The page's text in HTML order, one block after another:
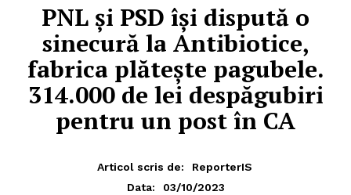
PNL și PSD își dispută o
sinecură la Antibiotice,
fabrica plătește pagubele.
314.000 de lei despăgubiri
pentru un post în CA
Articol scris de:
ReporterIS
Data:
03/10/2023